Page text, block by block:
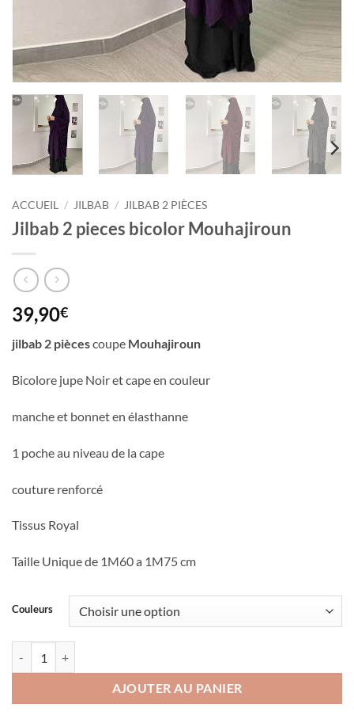
ACCUEIL / JILBAB / JILBAB 2 PIÈCES
Jilbab 2 pieces bicolor Mouhajiroun
39,90€
jilbab 2 piècescoupe Mouhajiroun
Bicolore jupe Noir et cape en couleur
manche et bonnet en élasthanne
1 poche au niveau de la cape
couture renforcé
Tissus Royal
Taille Unique de 1M60 a 1M75 cm
Couleurs
AJOUTER AU PANIER